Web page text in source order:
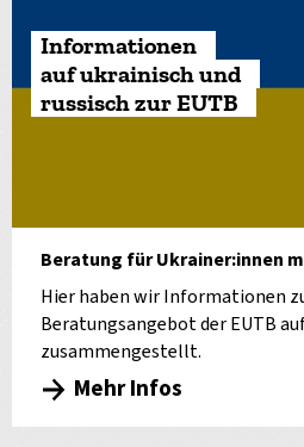
Informationen
auf ukrainisch und
russisch zur EUTB
Beratung für Ukrainer:innen
Hier haben wir Informationen
Beratungsangebot der EUTB
zusammengestellt.
Mehr Infos